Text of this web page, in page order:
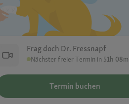
Frag doch Dr. Fressnapf
Nächster freier Termin in 51h
Termin buchen